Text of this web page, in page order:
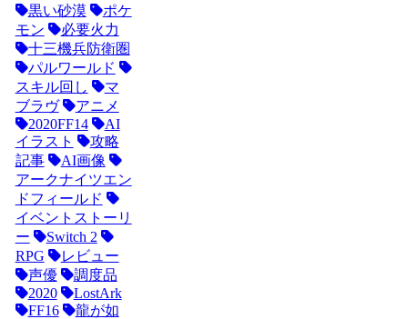
黒い砂漠
ポケ
モン
必要火力
十三機兵防衛圏
パルワールド
スキル回し
マ
ブラヴ
アニメ
2020FF14
AI
イラスト
攻略
記事
AI画像
アークナイツエン
ドフィールド
イベントストーリ
ー
Switch 2
RPG
レビュー
声優
調度品
2020
LostArk
FF16
龍が如